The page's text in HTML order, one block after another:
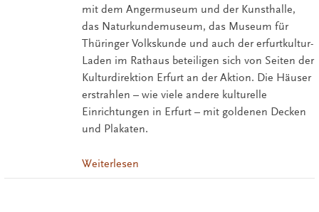
mit dem Angermuseum und der Kunsthalle,
das Naturkundemuseum, das Museum für
Thüringer Volkskunde und auch der erfurtkultur-
Laden im Rathaus beteiligen sich von Seiten der
Kulturdirektion Erfurt an der Aktion. Die Häuser
erstrahlen – wie viele andere kulturelle
Einrichtungen in Erfurt – mit goldenen Decken
und Plakaten.
Weiterlesen